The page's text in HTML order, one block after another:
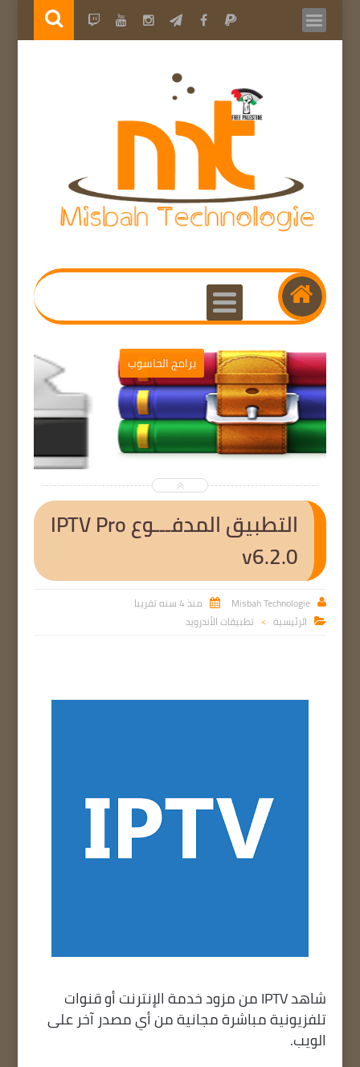
برامج الحاسوب
التطبيق المدفـــوع IPTV Pro
v6.2.0

Misbah Technologie
 منذ 4 سنه تقريبا
 الرئيسية > تطبيقات الأندرويد
شاهد IPTV من مزود خدمة الإنترنت أو قنوات
تلفزيونية مباشرة مجانية من أي مصدر آخر على
الويب.